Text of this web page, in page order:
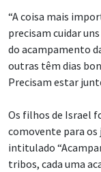
“A coisa mais
precisam cuidar
do acampamento
outras têm dias
Precisam estar
Os filhos de Israel
comovente para os
intitulado
tribos, cada uma